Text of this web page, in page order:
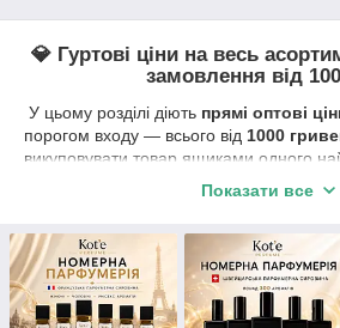
💎 Гуртові ціни на весь
замовлення від
У цьому розділі діють прямі оптові
порогом входу — всього від 1000
викуповувати товар ящиками одного
можете вільно міксувати у кошику будь-
Збирайте свій оптимізований
Парфумерія в асортименті:
мл, універсальні флакони 40/50 мл
65 мл.
Показати все